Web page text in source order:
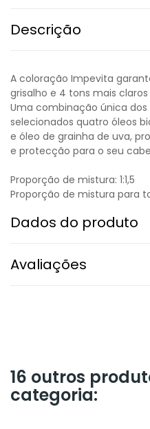
Descrição
A coloração Impevita
grisalho e 4 tons mais
Uma combinação única
selecionados quatro óleos
e óleo de grainha de uva,
e protecção para o seu
Proporção de mistura: 1:1,5
Proporção de mistura para
Dados do produto
Avaliações
16 outros
categoria: